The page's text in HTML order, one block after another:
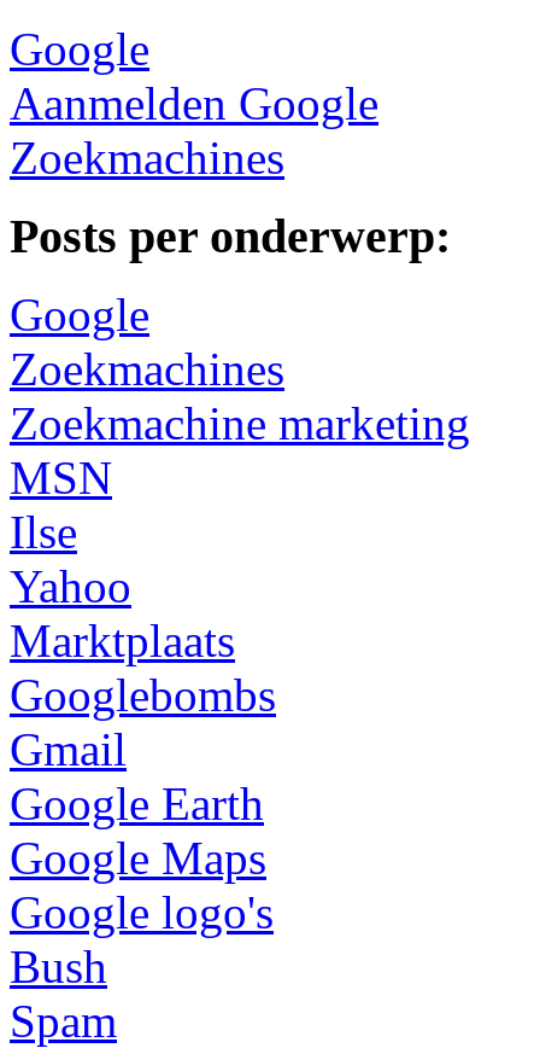
Google
Aanmelden Google
Zoekmachines
Posts per onderwerp:
Google
Zoekmachines
Zoekmachine marketing
MSN
Ilse
Yahoo
Marktplaats
Googlebombs
Gmail
Google Earth
Google Maps
Google logo's
Bush
Spam